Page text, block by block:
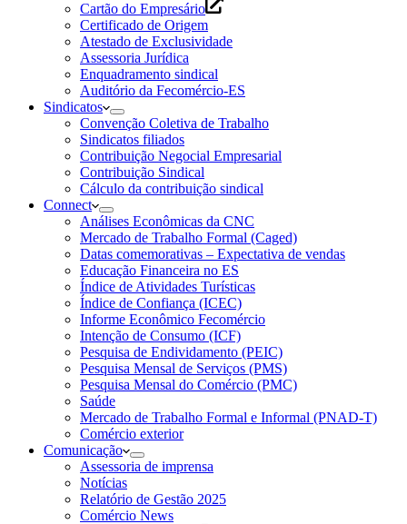
Cartão do Empresário
Certificado de Origem
Atestado de Exclusividade
Assessoria Jurídica
Enquadramento sindical
Auditório da Fecomércio-ES
Sindicatos
Convenção Coletiva de Trabalho
Sindicatos filiados
Contribuição Negocial Empresarial
Contribuição Sindical
Cálculo da contribuição sindical
Connect
Análises Econômicas da CNC
Mercado de Trabalho Formal (Caged)
Datas comemorativas – Expectativa de vendas
Educação Financeira no ES
Índice de Atividades Turísticas
Índice de Confiança (ICEC)
Informe Econômico Fecomércio
Intenção de Consumo (ICF)
Pesquisa de Endividamento (PEIC)
Pesquisa Mensal de Serviços (PMS)
Pesquisa Mensal do Comércio (PMC)
Saúde
Mercado de Trabalho Formal e Informal (PNAD-T)
Comércio exterior
Comunicação
Assessoria de imprensa
Notícias
Relatório de Gestão 2025
Comércio News